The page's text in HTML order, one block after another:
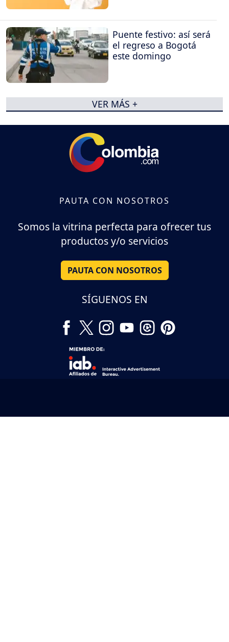
Puente festivo: así será
el regreso a Bogotá
este domingo
VER MÁS +
PAUTA CON NOSOTROS
Somos la vitrina perfecta para ofrecer tus
productos y/o servicios
PAUTA CON NOSOTROS
SÍGUENOS EN